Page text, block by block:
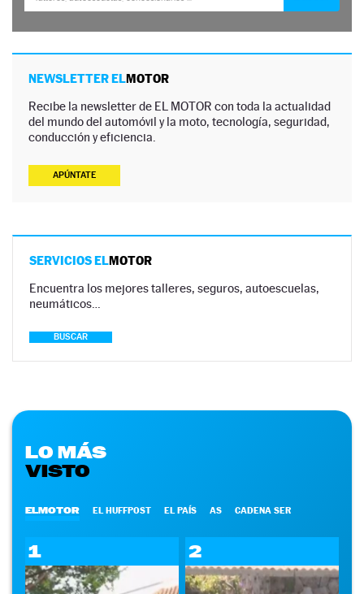
NEWSLETTER ELMOTOR
Recibe la newsletter de EL MOTOR con toda la actualidad
del mundo del automóvil y la moto, tecnología, seguridad,
conducción y eficiencia.
APÚNTATE
SERVICIOS ELMOTOR
Encuentra los mejores talleres, seguros, autoescuelas,
neumáticos…
BUSCAR
LO MÁS
VISTO
ELMOTOR EL HUFFPOST EL PAÍS AS CADENA SER
1 2